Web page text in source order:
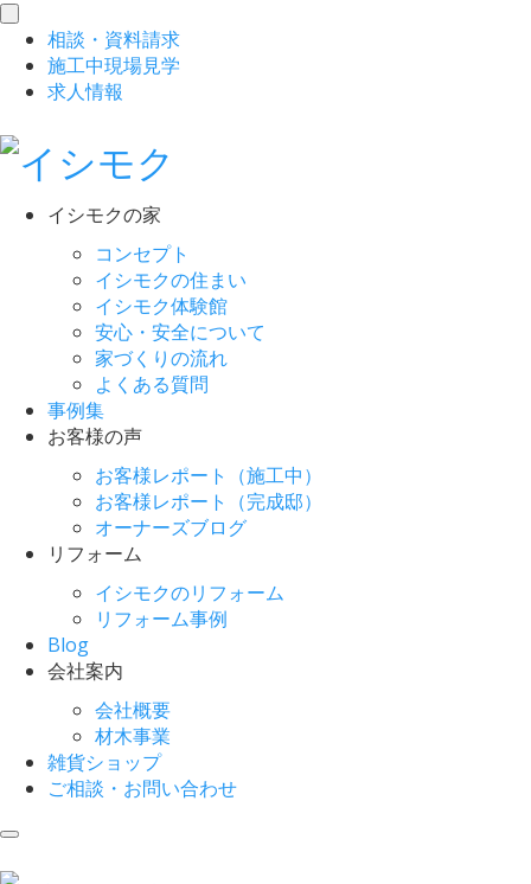
toggle
navigation
相談 ・ 資料請求
施工中現場見学
求人情報
イシモクの家
コンセプト
イシモクの住まい
イシモク体験館
安心・安全について
家づくりの流れ
よくある質問
事例集
お客様の声
お客様レポート（施工中）
お客様レポート（完成邸）
オーナーズブログ
リフォーム
イシモクのリフォーム
リフォーム事例
Blog
会社案内
会社概要
材木事業
雑貨ショップ
ご相談・お問い合わせ